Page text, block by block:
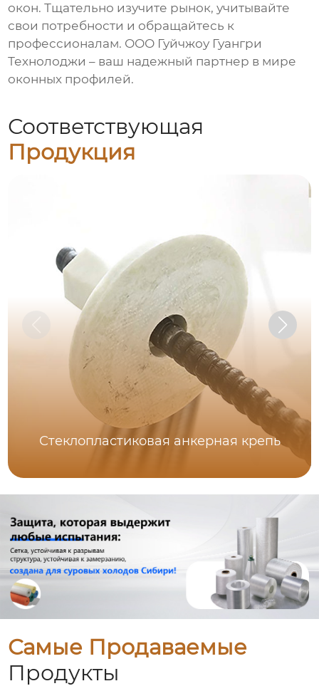
окон. Тщательно изучите рынок, учитывайте
свои потребности и обращайтесь к
профессионалам. ООО Гуйчжоу Гуангри
Технолоджи – ваш надежный партнер в мире
оконных профилей.
Соответствующая
Продукция
Стеклопластиковая анкерная крепь
Самые Продаваемые
Продукты